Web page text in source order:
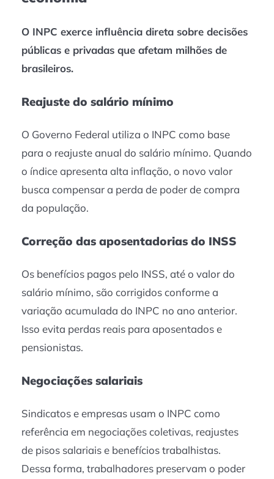
O INPC exerce influência direta sobre decisões
públicas e privadas que afetam milhões de
brasileiros.
Reajuste do salário mínimo
O Governo Federal utiliza o INPC como base
para o reajuste anual do salário mínimo. Quando
o índice apresenta alta inflação, o novo valor
busca compensar a perda de poder de compra
da população.
Correção das aposentadorias do INSS
Os benefícios pagos pelo INSS, até o valor do
salário mínimo, são corrigidos conforme a
variação acumulada do INPC no ano anterior.
Isso evita perdas reais para aposentados e
pensionistas.
Negociações salariais
Sindicatos e empresas usam o INPC como
referência em negociações coletivas, reajustes
de pisos salariais e benefícios trabalhistas.
Dessa forma, trabalhadores preservam o poder